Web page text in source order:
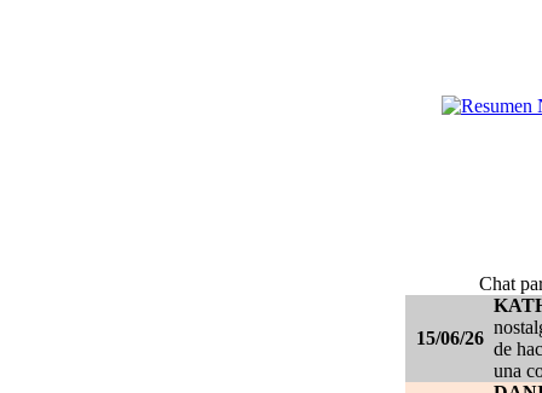
Chat
15/06/26
de
una